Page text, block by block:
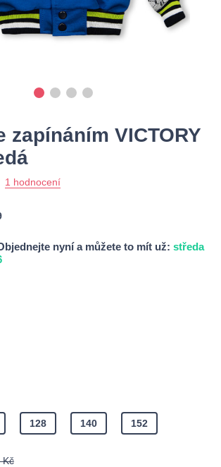
zapínáním VICTORY
1 hodnocení
nyní a můžete to mít už: středa
128 140 152
Kč